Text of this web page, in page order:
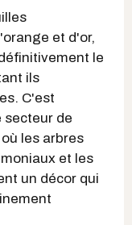
et d'or,
le
ils
C'est
secteur de
où les arbres
et les
un décor qui